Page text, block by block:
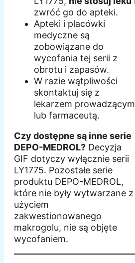
zwróć go do apteki.
Apteki i placówki
medyczne są
zobowiązane do
wycofania tej serii z
obrotu i zapasów.
W razie wątpliwości
skontaktuj się z
lekarzem prowadzącym
lub farmaceutą.
Czy dostępne są inne serie
DEPO-MEDROL? Decyzja
GIF dotyczy wyłącznie serii
LY1775. Pozostałe serie
produktu DEPO-MEDROL,
które nie były wytwarzane z
użyciem
zakwestionowanego
makrogolu, nie są objęte
wycofaniem.